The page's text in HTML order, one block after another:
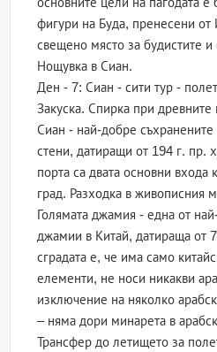
фигури на Буда, пренесени
свещено място за будистите
Нощувка в Сиан.
Ден - 7: Сиан - сити тур -
Закуска. Спирка при древните
Сиан - най-добре съхранените
стени, датиращи от 194 г. пр.
порта са двата основни входа
град. Разходка в живописния
Голямата джамия - една от
джамии в Китай, датираща от
сградата е, че има само
елементи, не носи никакви
изключение на няколко
– няма дори минарета в
Трансфер до летището за